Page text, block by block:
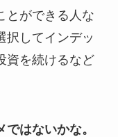
とができる人な
択してインデッ
資を続けるなど
はないかな。